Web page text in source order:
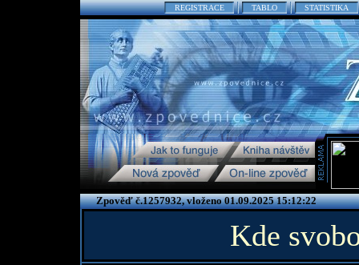
REGISTRACE TABLO STATISTIKA
Zpověď č.1257932, vloženo 01.09.2025 15:12:22
Kde